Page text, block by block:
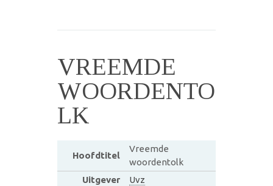
VREEMDE
WOORDENTO
LK
Hoofdtitel
Vreemde
woordentolk
Uitgever
Uvz